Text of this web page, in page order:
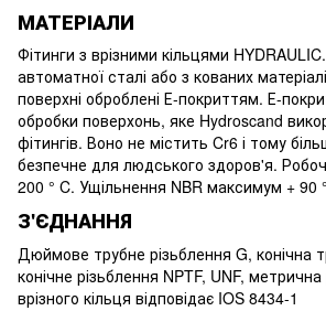
МАТЕРІАЛИ
Фітинги з врізними кільцями
автоматної сталі або з кованих
поверхні оброблені Е-покриттям. Е-
обробки поверхонь, яке Hydroscand
фітингів. Воно не містить Cr6 і тому
безпечне для людського здоров'я.
200 ° C. Ущільнення NBR максимум + 90
З'ЄДНАННЯ
Дюймове трубне різьблення G, конічна
конічне різьблення NPTF, UNF,
врізного кільця відповідає IOS 8434-1